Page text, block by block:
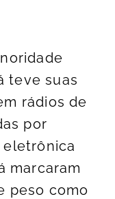
teve suas
rádios de
por
eletrônica
marcaram
peso como